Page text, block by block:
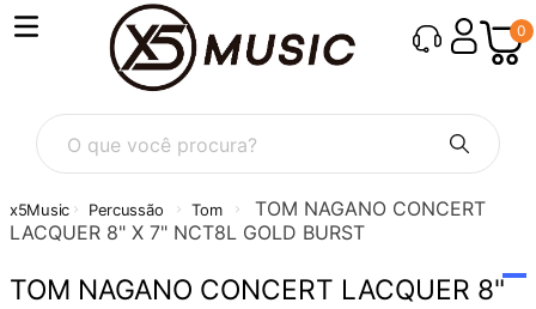
0
O que você procura?
Percussão Tom
TOM NAGANO CONCERT
LACQUER 8" X 7" NCT8L GOLD BURST
TOM NAGANO CONCERT LACQUER 8"